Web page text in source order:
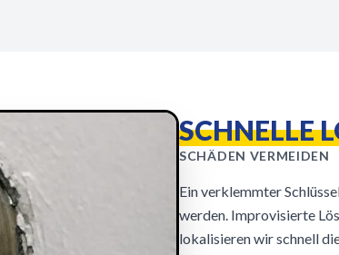
SCHNELLE
SCHÄDEN VERMEIDEN
Ein verklemmter
werden. Improvisierte
lokalisieren wir schnell